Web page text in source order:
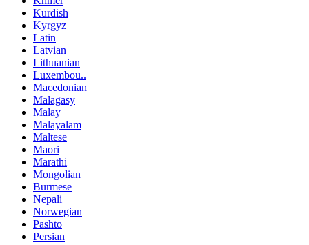
Kurdish
Kyrgyz
Latin
Latvian
Lithuanian
Luxembou..
Macedonian
Malagasy
Malay
Malayalam
Maltese
Maori
Marathi
Mongolian
Burmese
Nepali
Norwegian
Pashto
Persian